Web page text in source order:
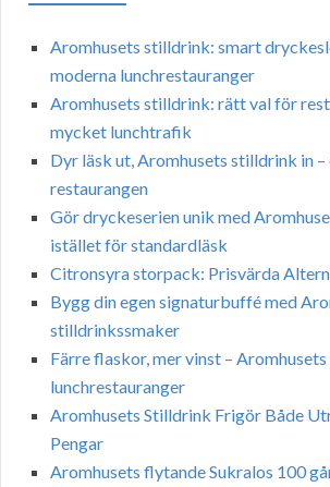
Aromhusets stilldrink: smart
moderna lunchrestauranger
Aromhusets stilldrink: rätt val för
mycket lunchtrafik
Dyr läsk ut, Aromhusets stilldrink in
restaurangen
Gör dryckeserien unik med
istället för standardläsk
Citronsyra storpack: Prisvärda
Bygg din egen signaturbuffé med
stilldrinkssmaker
Färre flaskor, mer vinst –
lunchrestauranger
Aromhusets Stilldrink Frigör Både
Pengar
Aromhusets flytande Sukralos 100